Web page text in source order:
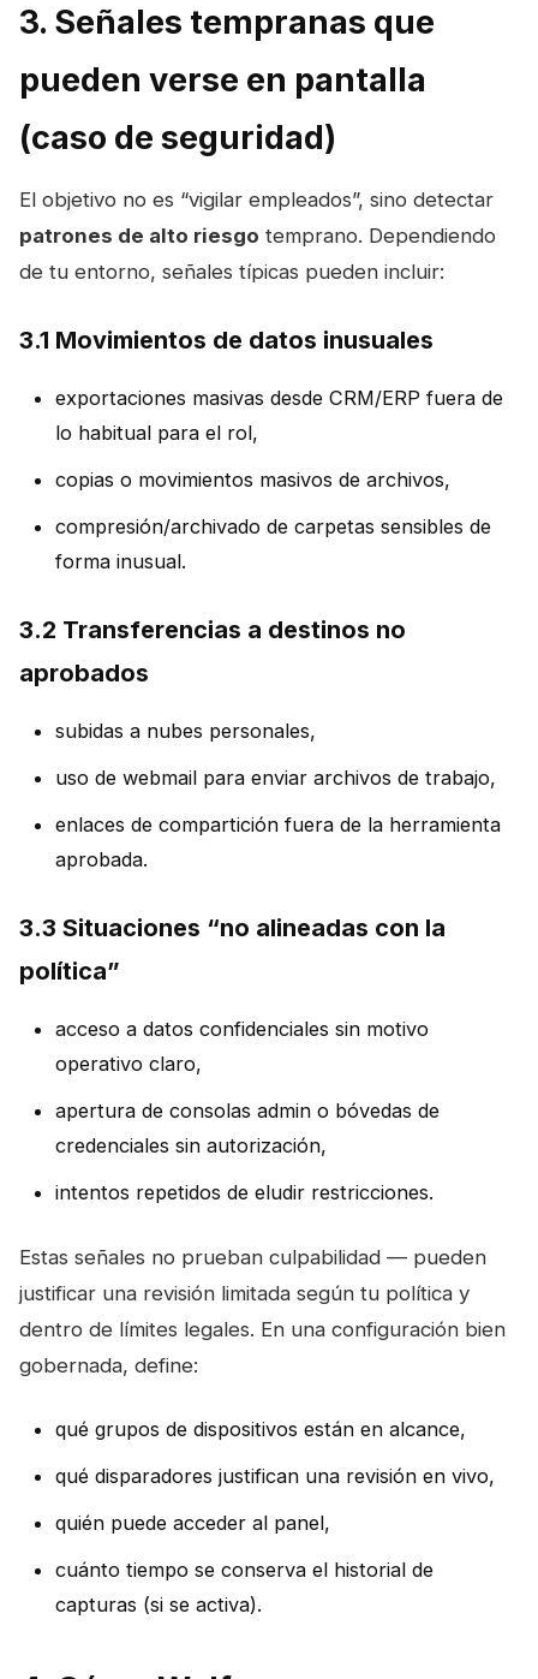
3. Señales tempranas que
pueden verse en pantalla
(caso de seguridad)
El objetivo no es “vigilar empleados”, sino detectar
patrones de alto riesgo temprano. Dependiendo
de tu entorno, señales típicas pueden incluir:
3.1 Movimientos de datos inusuales
exportaciones masivas desde CRM/ERP fuera de
lo habitual para el rol,
copias o movimientos masivos de archivos,
compresión/archivado de carpetas sensibles de
forma inusual.
3.2 Transferencias a destinos no
aprobados
subidas a nubes personales,
uso de webmail para enviar archivos de trabajo,
enlaces de compartición fuera de la herramienta
aprobada.
3.3 Situaciones “no alineadas con la
política”
acceso a datos confidenciales sin motivo
operativo claro,
apertura de consolas admin o bóvedas de
credenciales sin autorización,
intentos repetidos de eludir restricciones.
Estas señales no prueban culpabilidad — pueden
justificar una revisión limitada según tu política y
dentro de límites legales. En una configuración bien
gobernada, define:
qué grupos de dispositivos están en alcance,
qué disparadores justifican una revisión en vivo,
quién puede acceder al panel,
cuánto tiempo se conserva el historial de
capturas (si se activa).